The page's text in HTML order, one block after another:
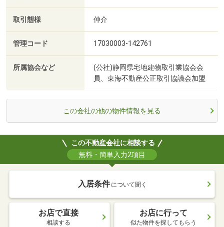
取引態様 仲介
管理コード 17030003-142761
所属協会など
(公社)静岡県宅地建物取引業協会会
員、東海不動産公正取引協議会加盟
この会社の他の物件情報を見る
この不動産会社に相談する
無料・簡単入力2項目
入居条件 について聞く
お店で直接
相談する
お店に行って
似た物件を探してもらう